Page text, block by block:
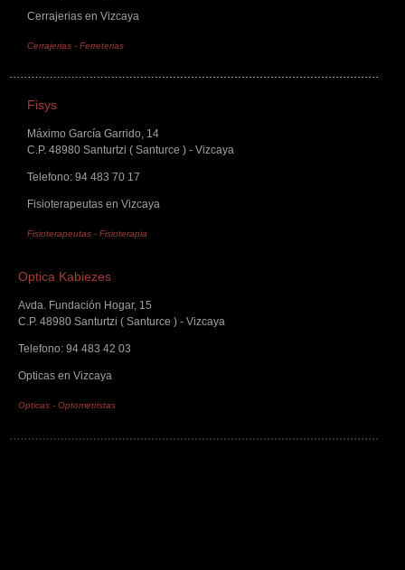
Cerrajerias en Vizcaya
Cerrajerias - Ferreterias
Fisys
Máximo García Garrido, 14
C.P. 48980 Santurtzi ( Santurce ) - Vizcaya
Telefono: 94 483 70 17
Fisioterapeutas en Vizcaya
Fisioterapeutas - Fisioterapia
Optica Kabiezes
Avda. Fundación Hogar, 15
C.P. 48980 Santurtzi ( Santurce ) - Vizcaya
Telefono: 94 483 42 03
Opticas en Vizcaya
Opticas - Optometristas